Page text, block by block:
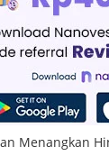
Menangkan